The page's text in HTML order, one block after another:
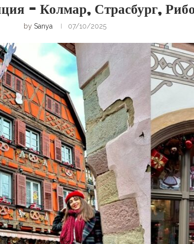
– Колмар, Страсбург,
by Sanya 07/10/2025